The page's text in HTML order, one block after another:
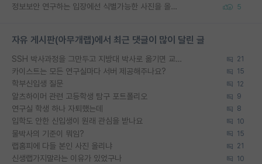
정보보안 연구하는 입장에선 식별가능한 사진을 올리는건 비추이긴함 5
자유 게시판(아무개랩)에서 최근 댓글이 많이 달린 글
SSH 박사과정을 그만두고 지방대 박사로 옮기면 교수의 꿈은 끝일까요? 21
카이스트는 모든 연구실마다 서버 제공해주나요? 15
학부신입생 질문 12
알츠하이머 관련 고등학생 탐구 포트폴리오 9
연구실 학생 하나 자퇴했는데 8
입학도 안한 신입생이 원래 관심을 받나요 10
물박사의 기준이 뭐임? 15
랩홈피에 다들 본인 사진 올리냐 21
신생랩가지말라는 이유가 있었구나 10